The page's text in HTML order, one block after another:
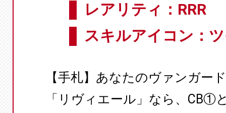
レアリティ：RRR
スキルアイコン：
【手札】あなたのヴァンガー
「リヴィエール」なら、CB①